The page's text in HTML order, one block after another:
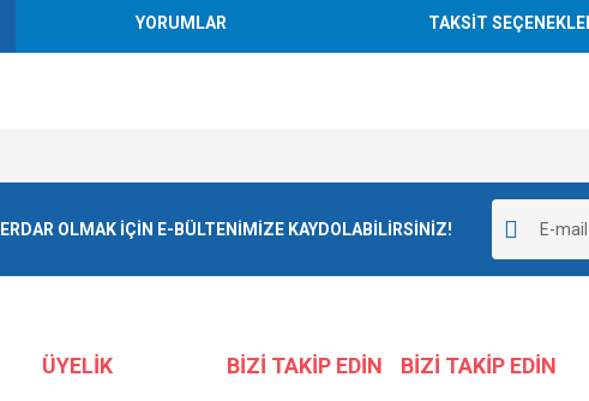
YORUMLAR TAKSİT
OLMAK İÇİN E-BÜLTENİMİZE KAYDOLABİLİRSİNİZ!
ÜYELİK BİZİ TAKİP EDİN BİZİ TAKİP EDİN